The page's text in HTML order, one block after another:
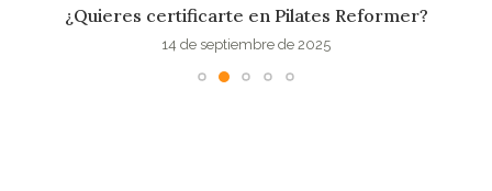
¿Quieres certificarte en Pilates Reformer?
14 de septiembre de 2025